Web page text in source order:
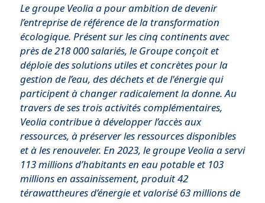
Le groupe Veolia a pour ambition de devenir
l’entreprise de référence de la transformation
écologique. Présent sur les cinq continents avec
près de 218 000 salariés, le Groupe conçoit et
déploie des solutions utiles et concrètes pour la
gestion de l’eau, des déchets et de l'énergie qui
participent à changer radicalement la donne. Au
travers de ses trois activités complémentaires,
Veolia contribue à développer l’accès aux
ressources, à préserver les ressources disponibles
et à les renouveler. En 2023, le groupe Veolia a servi
113 millions d’habitants en eau potable et 103
millions en assainissement, produit 42
térawattheures d’énergie et valorisé 63 millions de